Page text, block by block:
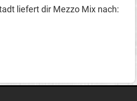
liefert dir Mezzo Mix nach: